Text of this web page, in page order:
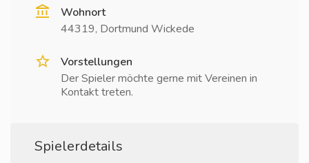
Wohnort
44319, Dortmund Wickede
Vorstellungen
Der Spieler möchte gerne mit Vereinen in
Kontakt treten.
Spielerdetails